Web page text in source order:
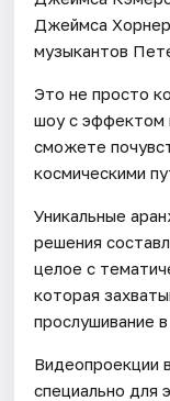
Джеймса
музыкантов
Это не просто
шоу с эффектом
сможете
космическими
Уникальные
решения
целое с
которая
прослушивание
Видеопроекции
специально для